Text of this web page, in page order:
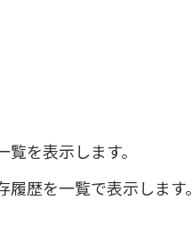
を表示します。
歴を一覧で表示します。